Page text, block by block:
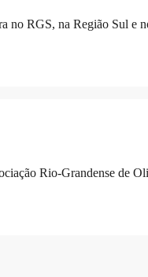
no RGS, na Região Sul e
Rio-Grandense de